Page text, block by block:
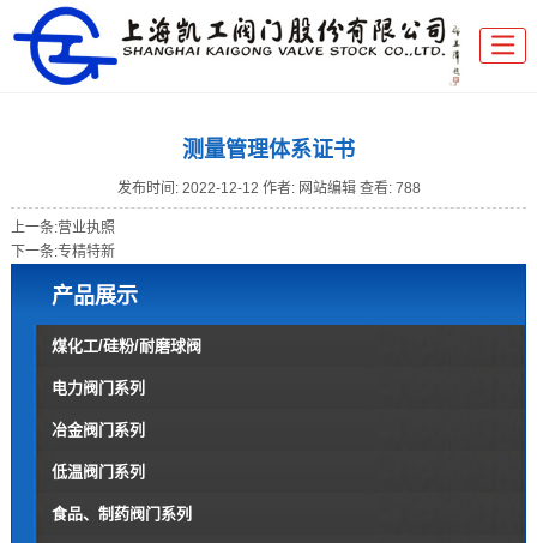
测量管理体系证书
发布时间: 2022-12-12 作者: 网站编辑 查看: 788
上一条:营业执照
下一条:专精特新
产品展示
煤化工/硅粉/耐磨球阀
电力阀门系列
冶金阀门系列
低温阀门系列
食品、制药阀门系列